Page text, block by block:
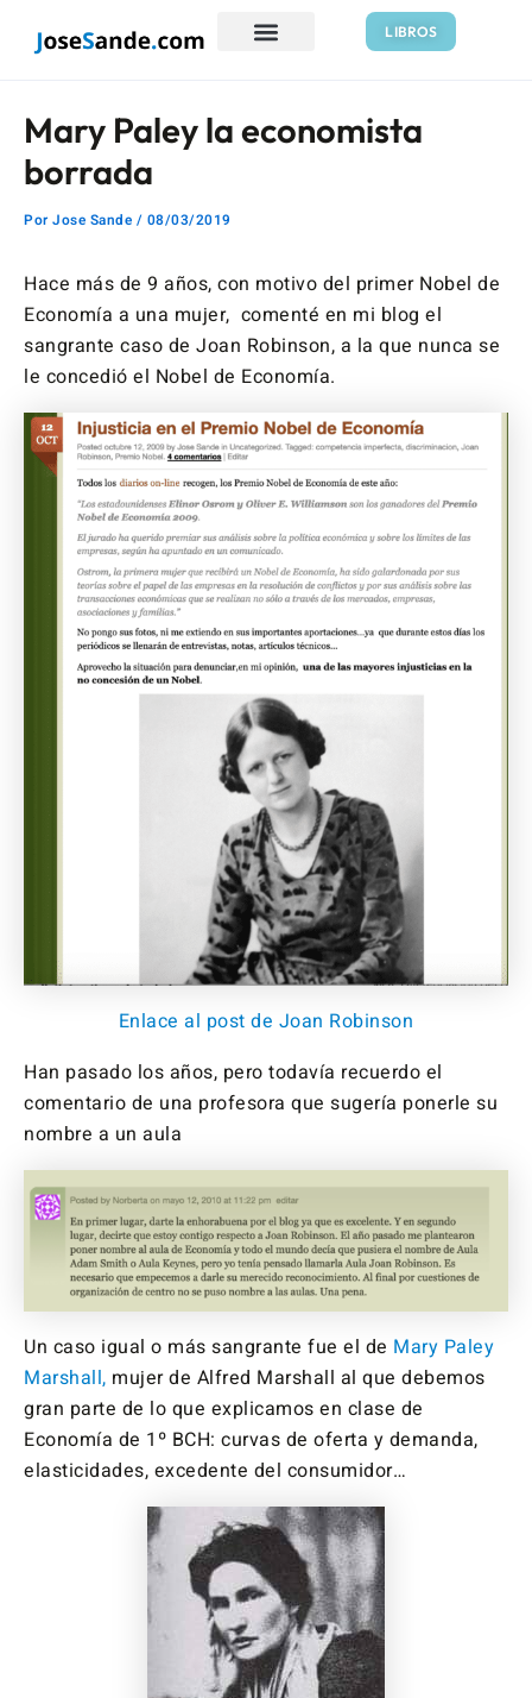
LIBROS
Mary Paley la economista
borrada
Por Jose Sande / 08/03/2019
Hace más de 9 años, con motivo del primer Nobel de
Economía a una mujer, comenté en mi blog el
sangrante caso de Joan Robinson, a la que nunca se
le concedió el Nobel de Economía.
Enlace al post de Joan Robinson
Han pasado los años, pero todavía recuerdo el
comentario de una profesora que sugería ponerle su
nombre a un aula
Un caso igual o más sangrante fue el de Mary Paley
Marshall, mujer de Alfred Marshall al que debemos
gran parte de lo que explicamos en clase de
Economía de 1º BCH: curvas de oferta y demanda,
elasticidades, excedente del consumidor…
de